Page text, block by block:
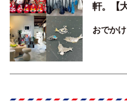
軒。【
おでかけ